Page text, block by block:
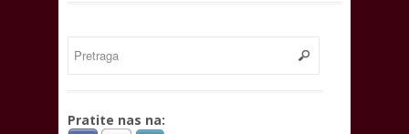
Pratite nas na: